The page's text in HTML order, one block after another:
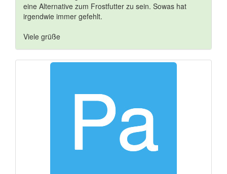
eine Alternative zum Frostfutter zu sein. Sowas hat
irgendwie immer gefehlt.
Viele grüße